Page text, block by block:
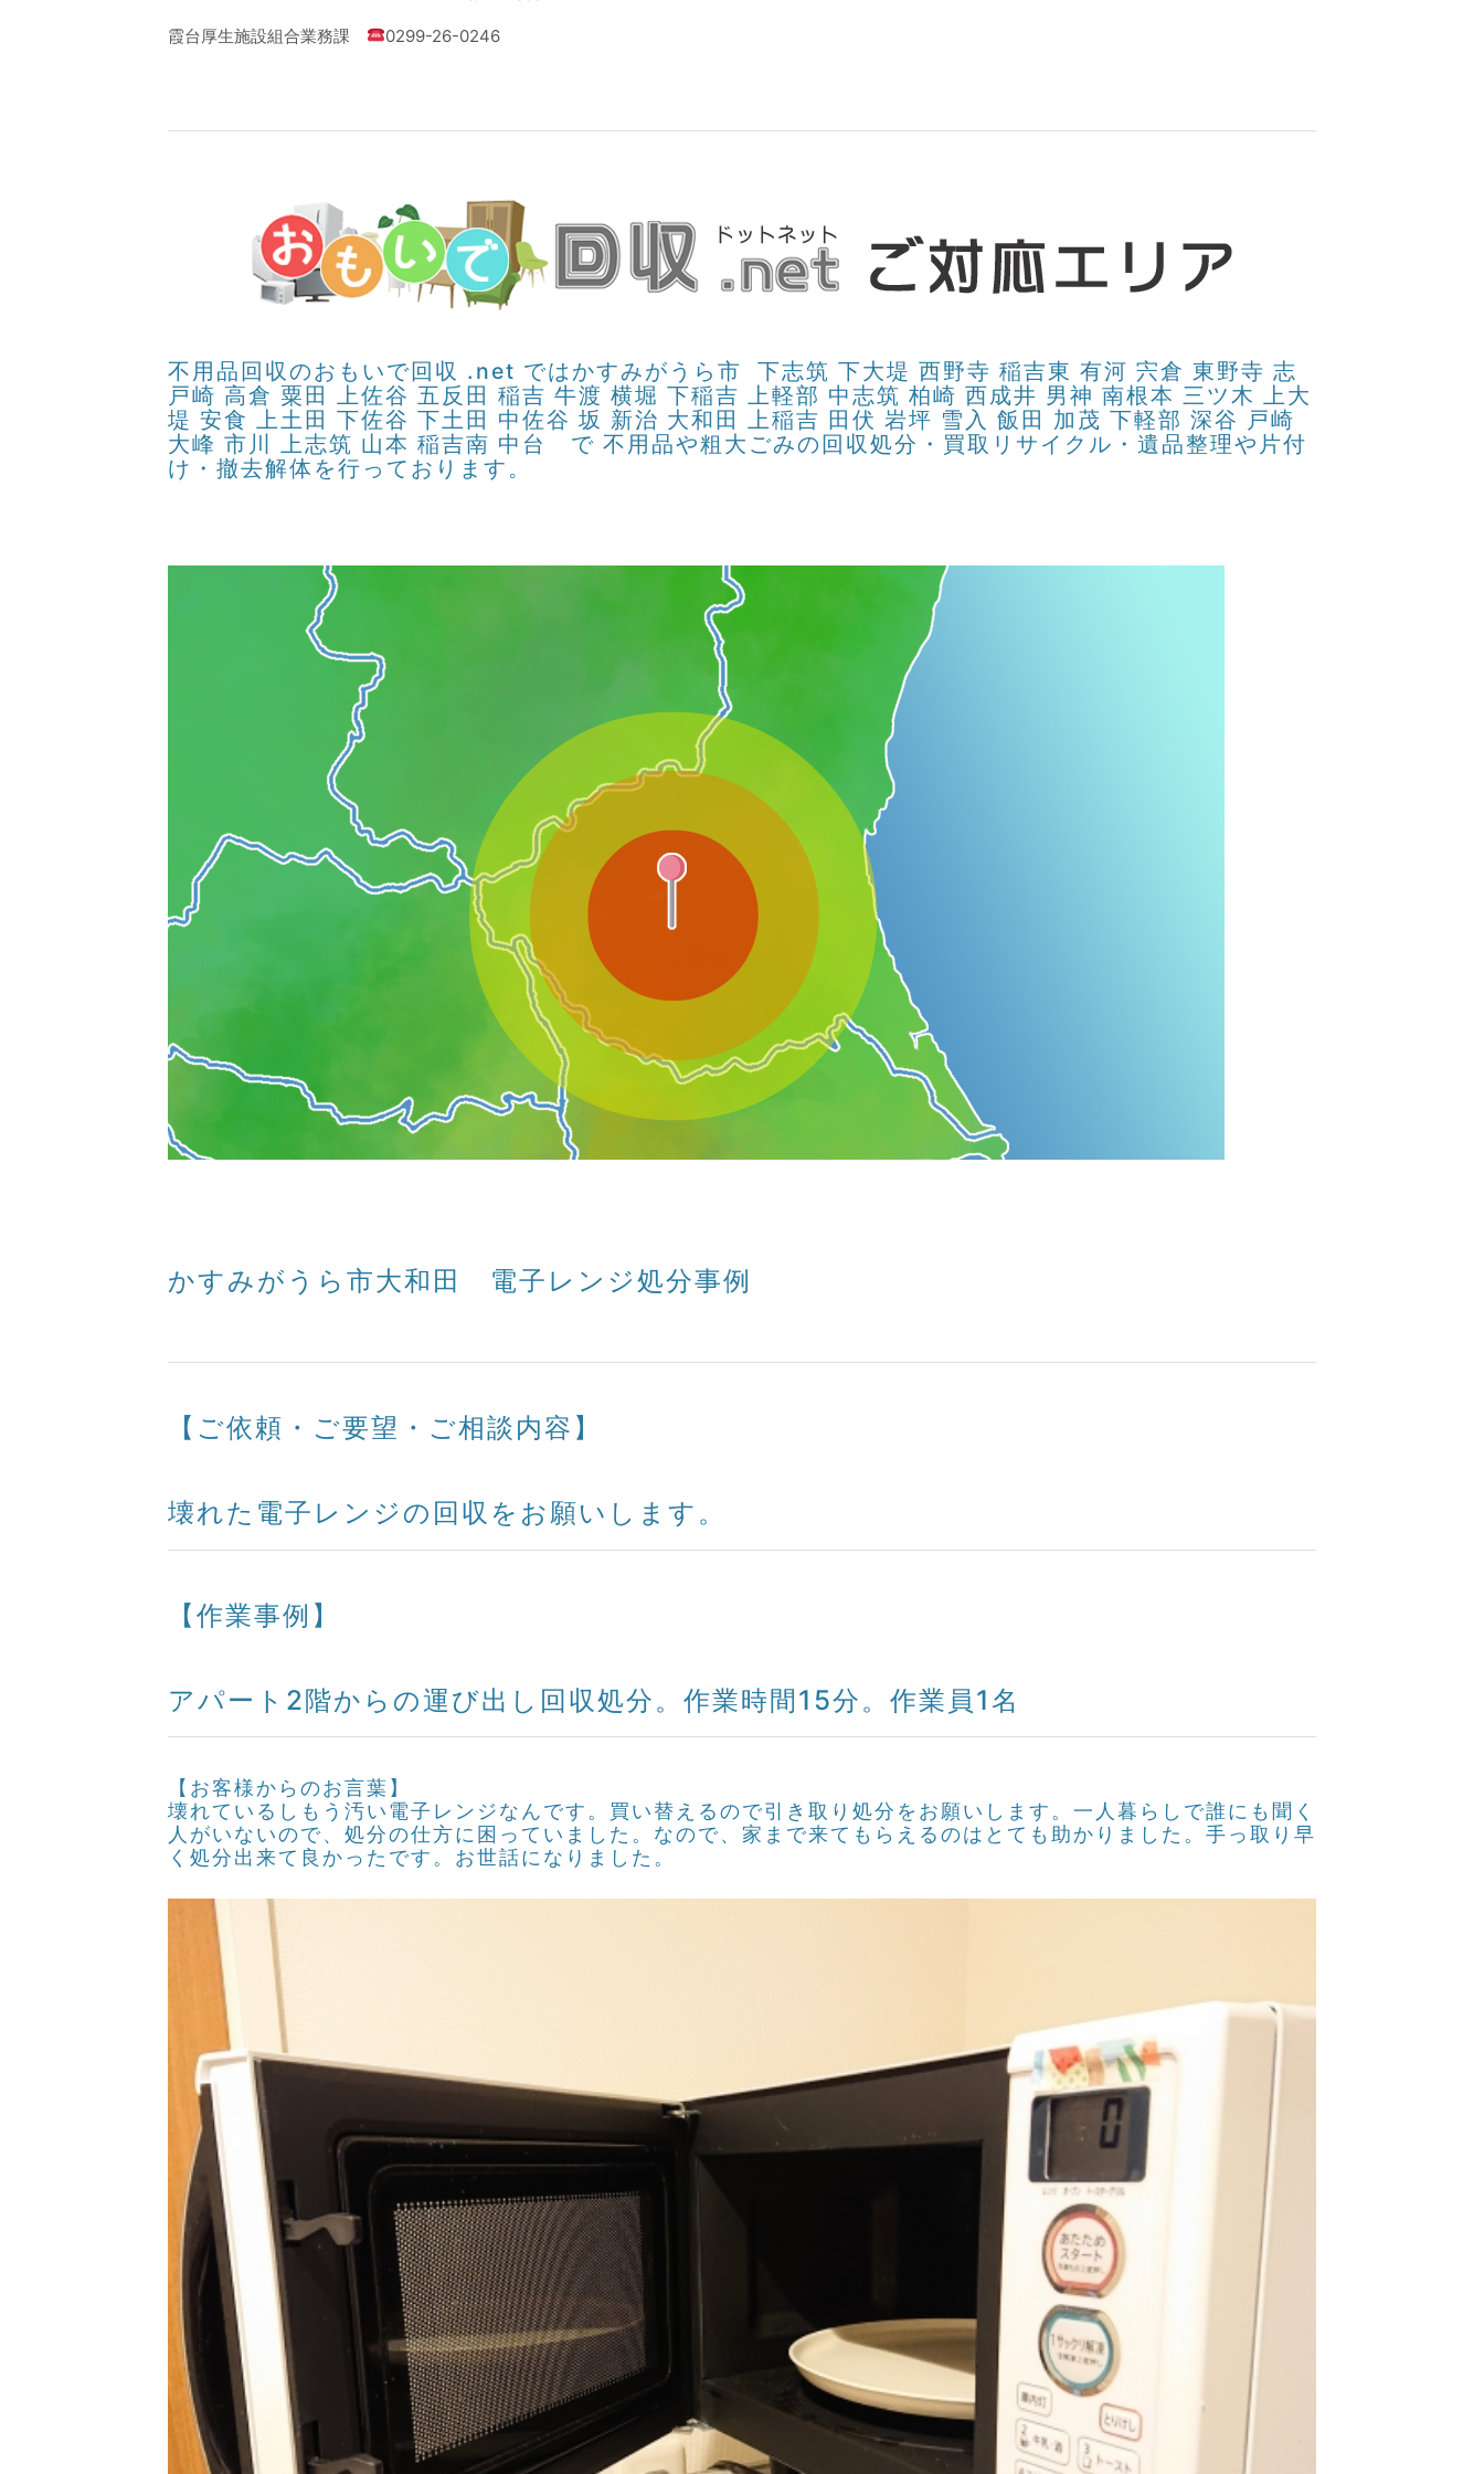
霞台厚生施設組合業務課 0299-26-0246
不用品回収のおもいで回収 .net ではかすみがうら市 下志筑 下大堤 西野寺 稲吉東 有河 宍倉 東野寺 志
戸崎 高倉 粟田 上佐谷 五反田 稲吉 牛渡 横堀 下稲吉 上軽部 中志筑 柏崎 西成井 男神 南根本 三ツ木 上大
堤 安食 上土田 下佐谷 下土田 中佐谷 坂 新治 大和田 上稲吉 田伏 岩坪 雪入 飯田 加茂 下軽部 深谷 戸崎
大峰 市川 上志筑 山本 稲吉南 中台 で 不用品や粗大ごみの回収処分・買取リサイクル・遺品整理や片付
け・撤去解体を行っております。
かすみがうら市大和田 電子レンジ処分事例
【ご依頼・ご要望・ご相談内容】
壊れた電子レンジの回収をお願いします。
【作業事例】
アパート2階からの運び出し回収処分。作業時間15分。作業員1名
【お客様からのお言葉】
壊れているしもう汚い電子レンジなんです。買い替えるので引き取り処分をお願いします。一人暮らしで誰にも聞く
人がいないので、処分の仕方に困っていました。なので、家まで来てもらえるのはとても助かりました。手っ取り早
く処分出来て良かったです。お世話になりました。